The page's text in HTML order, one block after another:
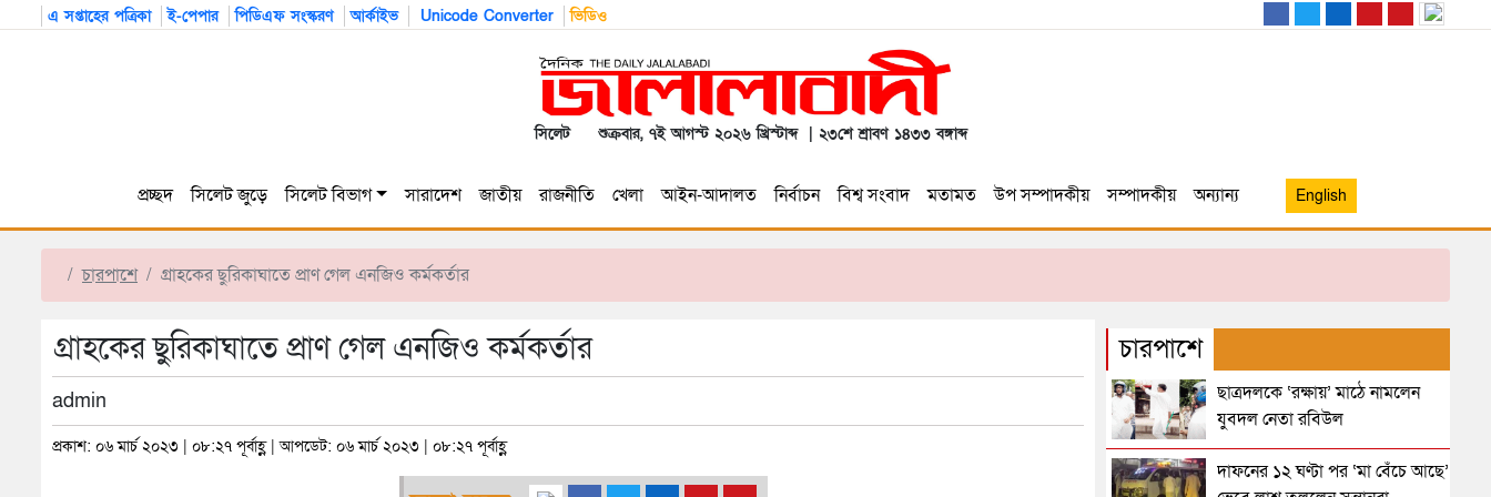
এ সপ্তাহের পত্রিকা ই-পেপার পিডিএফ সংস্করণ আর্কাইভ Unicode Converter ভিডিও
সিলেট শুক্রবার, ৭ই আগস্ট ২০২৬ খ্রিস্টাব্দ | ২৩শে শ্রাবণ ১৪৩৩ বঙ্গাব্দ
প্রচ্ছদ সিলেট জুড়ে সিলেট বিভাগ সারাদেশ জাতীয় রাজনীতি খেলা আইন-আদালত নির্বাচন বিশ্ব সংবাদ মতামত উপ সম্পাদকীয় সম্পাদকীয় অন্যান্য English
চারপাশে গ্রাহকের ছুরিকাঘাতে প্রাণ গেল এনজিও কর্মকর্তার
গ্রাহকের ছুরিকাঘাতে প্রাণ গেল এনজিও কর্মকর্তার
admin
প্রকাশ: ০৬ মার্চ ২০২৩ | ০৮:২৭ পূর্বাহ্ণ | আপডেট: ০৬ মার্চ ২০২৩ | ০৮:২৭ পূর্বাহ্ণ
চারপাশে
ছাত্রদলকে ‘রক্ষায়’ মাঠে নামলেন
যুবদল নেতা রবিউল
দাফনের ১২ ঘণ্টা পর ‘মা বেঁচে আছে’